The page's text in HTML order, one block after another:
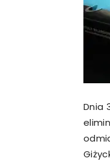
Dnia